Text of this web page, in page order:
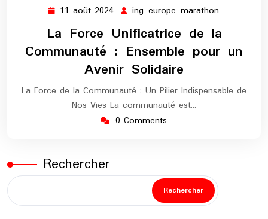
11 août 2024 11
août
2024
ing-europe-marathon
marathon
La Force Unificatrice de la
Communauté : Ensemble pour un
Avenir Solidaire
La Force de la Communauté : Un Pilier Indispensable de
Nos Vies La communauté est…
0 Comments
Rechercher
Rechercher